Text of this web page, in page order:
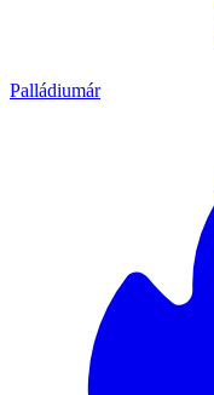
Palládiumár